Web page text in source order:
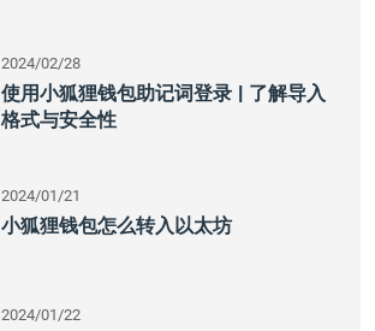
2024/02/28
使用小狐狸钱包助记词登录 | 了解导入
格式与安全性
2024/01/21
小狐狸钱包怎么转入以太坊
2024/01/22